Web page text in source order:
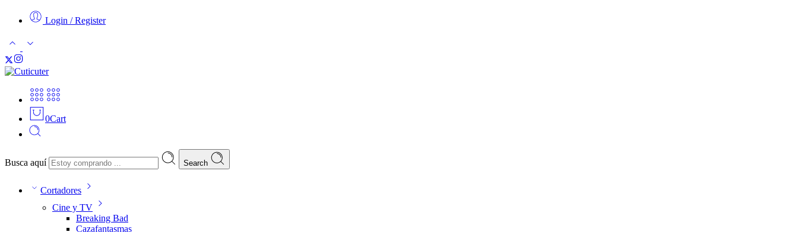
Login / Register
0Cart
Busca aquí Search
Cortadores
Cine y TV
Breaking Bad
Cazafantasmas